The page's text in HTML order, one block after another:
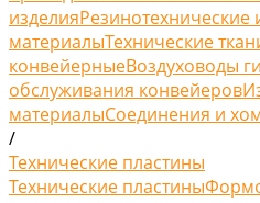
изделияРезинотехнические
материалыТехнические
конвейерныеВоздуховоды
обслуживания конвейеров
материалыСоединения и
/
Технические пластины
Технические пластины